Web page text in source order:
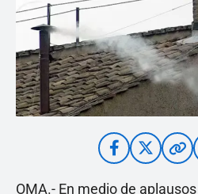
OMA.- En medio de